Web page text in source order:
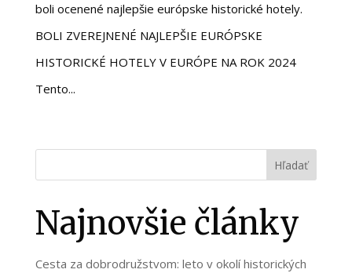
boli ocenené najlepšie európske historické hotely.
BOLI ZVEREJNENÉ NAJLEPŠIE EURÓPSKE
HISTORICKÉ HOTELY V EURÓPE NA ROK 2024
Tento...
Hľadať
Najnovšie články
Cesta za dobrodružstvom: leto v okolí historických